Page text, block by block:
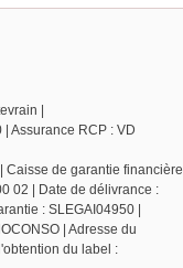
|
Assurance RCP : VD
Caisse de garantie financière
02 | Date de délivrance :
: SLEGAI04950 |
| Adresse du
du label :